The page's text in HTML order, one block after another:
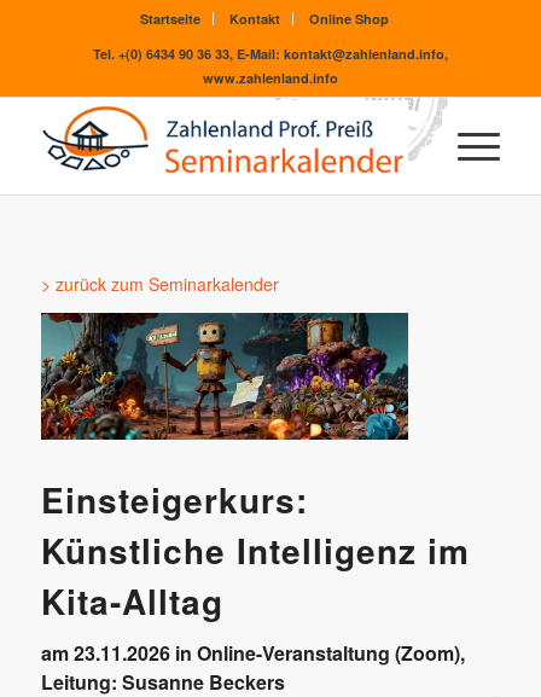
Startseite Kontakt
Online Shop
Tel. +(0) 6434 90 36 33, E-Mail: kontakt@zahlenland.info,
www.zahlenland.info
> zurück zum Seminarkalender
Einsteigerkurs:
Künstliche Intelligenz im
Kita-Alltag
am 23.11.2026 in Online-Veranstaltung (Zoom),
Leitung: Susanne Beckers